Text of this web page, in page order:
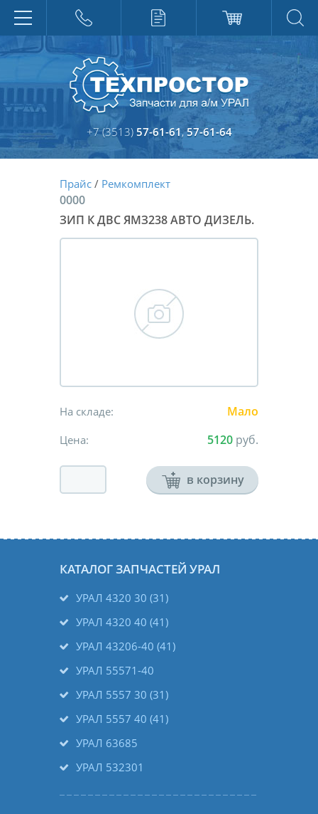
+7 (3513) 57-61-61,57-61-64
Прайс / Ремкомплект
0000
ЗИП К ДВС ЯМЗ238 АВТО ДИЗЕЛЬ.
На складе: Мало
Цена: 5120 руб.
в корзину
КАТАЛОГ ЗАПЧАСТЕЙ УРАЛ
УРАЛ 4320 30 (31)
УРАЛ 4320 40 (41)
УРАЛ 43206-40 (41)
УРАЛ 55571-40
УРАЛ 5557 30 (31)
УРАЛ 5557 40 (41)
УРАЛ 63685
УРАЛ 532301